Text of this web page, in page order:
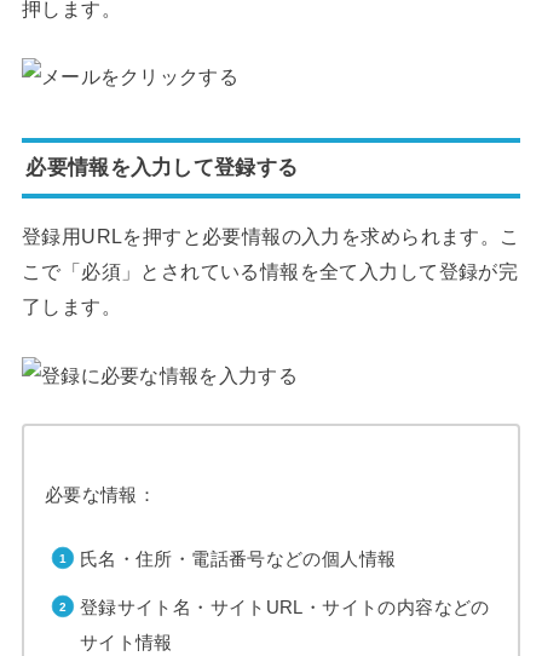
押します。
必要情報を入力して登録する
登録用URLを押すと必要情報の入力を求められます。こ
こで「必須」とされている情報を全て入力して登録が完
了します。
必要な情報：
氏名・住所・電話番号などの個人情報
登録サイト名・サイトURL・サイトの内容などの
サイト情報